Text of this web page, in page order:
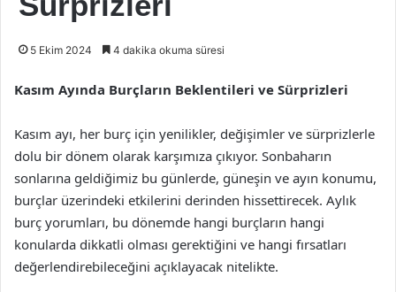
5 Ekim 2024 4 dakika okuma süresi
Kasım Ayında Burçların Beklentileri ve Sürprizleri
Kasım ayı, her burç için yenilikler, değişimler ve sürprizlerle
dolu bir dönem olarak karşımıza çıkıyor. Sonbaharın
sonlarına geldiğimiz bu günlerde, güneşin ve ayın konumu,
burçlar üzerindeki etkilerini derinden hissettirecek. Aylık
burç yorumları, bu dönemde hangi burçların hangi
konularda dikkatli olması gerektiğini ve hangi fırsatları
değerlendirebileceğini açıklayacak nitelikte.